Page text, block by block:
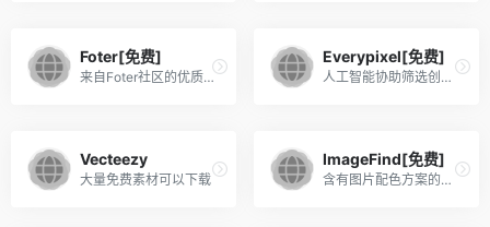
Foter[免费]
来自Foter社区的优质免版税照片图库
Everypixel[免费]
人工智能协助筛选创意图片
Vecteezy
大量免费素材可以下载
ImageFind[免费]
含有图片配色方案的图库